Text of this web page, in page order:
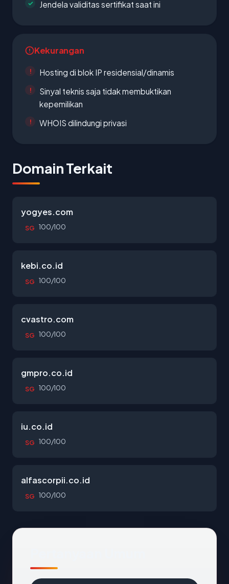
Jendela validitas sertifikat saat ini
Kekurangan
Hosting di blok IP residensial/dinamis
Sinyal teknis saja tidak membuktikan
kepemilikan
WHOIS dilindungi privasi
Domain Terkait
yogyes.com
SG 100/100
kebi.co.id
SG 100/100
cvastro.com
SG 100/100
gmpro.co.id
SG 100/100
iu.co.id
SG 100/100
alfascorpii.co.id
SG 100/100